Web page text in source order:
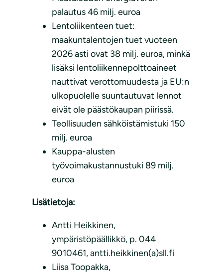
palautus 46 milj. euroa
Lentoliikenteen tuet:
maakuntalentojen tuet vuoteen
2026 asti ovat 38 milj. euroa, minkä
lisäksi lentoliikennepolttoaineet
nauttivat verottomuudesta ja EU:n
ulkopuolelle suuntautuvat lennot
eivät ole päästökaupan piirissä.
Teollisuuden sähköistämistuki 150
milj. euroa
Kauppa-alusten
työvoimakustannustuki 89 milj.
euroa
Lisätietoja:
Antti Heikkinen,
ympäristöpäällikkö, p. 044
9010461, antti.heikkinen(a)sll.fi
Liisa Toopakka,